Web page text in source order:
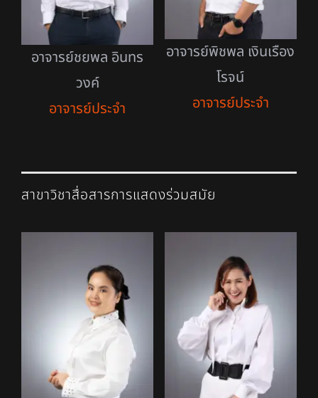
อาจารย์ชยพล อินทร
วงค์
อาจารย์ประจำ
อาจารย์พิชพล เงินเรือง
โรจน์
อาจารย์ประจำ
สาขาวิชาสื่อสารการแสดงร่วมสมัย